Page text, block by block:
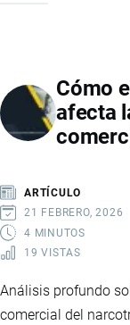
IMPACTO
EN
Cómo
afecta
ARTÍCULO
21 FEBRERO, 2026
4 MINUTOS
19 VISTAS
Análisis profundo
comercial del